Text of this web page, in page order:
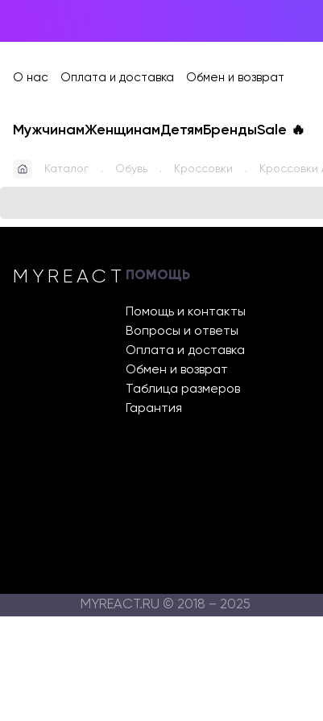
О нас Оплата и доставка Обмен и возврат
МужчинамЖенщинамДетям БрендыSale 🔥
Каталог Обувь Кроссовки
MYREACT ПОМОЩЬ
Помощь и контакты
Вопросы и ответы
Оплата и доставка
Обмен и возврат
Таблица размеров
Гарантия
MYREACT.RU © 2018 – 2025